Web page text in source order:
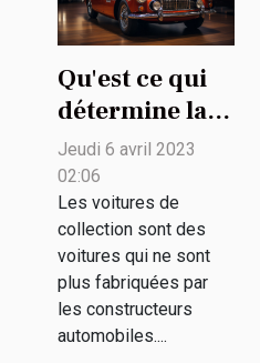
Qu'est ce qui
détermine la
valeur d'une
voiture de
collection ?
Jeudi 6 avril 2023
02:06
Les voitures de
collection sont des
voitures qui ne sont
plus fabriquées par
les constructeurs
automobiles....